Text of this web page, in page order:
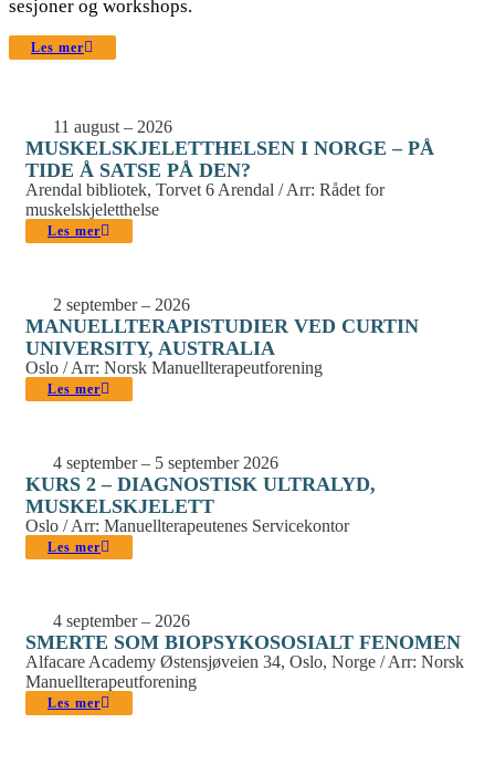
sesjoner og workshops.
Les mer
11 august – 2026
MUSKELSKJELETTHELSEN I NORGE – PÅ
TIDE Å SATSE PÅ DEN?
Arendal bibliotek, Torvet 6 Arendal / Arr: Rådet for
muskelskjeletthelse
Les mer
2 september – 2026
MANUELLTERAPISTUDIER VED CURTIN
UNIVERSITY, AUSTRALIA
Oslo / Arr: Norsk Manuellterapeutforening
Les mer
4 september – 5 september 2026
KURS 2 – DIAGNOSTISK ULTRALYD,
MUSKELSKJELETT
Oslo / Arr: Manuellterapeutenes Servicekontor
Les mer
4 september – 2026
SMERTE SOM BIOPSYKOSOSIALT FENOMEN
Alfacare Academy Østensjøveien 34, Oslo, Norge / Arr: Norsk
Manuellterapeutforening
Les mer